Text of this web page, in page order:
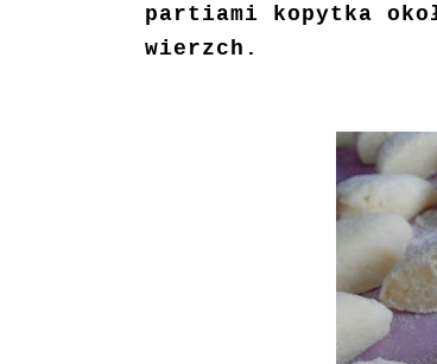
partiami kopytka
wierzch.